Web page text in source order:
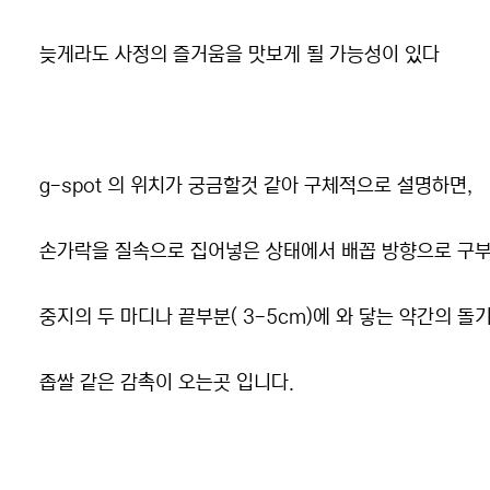
늦게라도 사정의 즐거움을 맛보게 될 가능성이 있다
g-spot 의 위치가 궁금할것 같아 구체적으로 설명하면,
손가락을 질속으로 집어넣은 상태에서 배꼽 방향으로 구
중지의 두 마디나 끝부분( 3-5cm)에 와 닿는 약간의 돌
좁쌀 같은 감촉이 오는곳 입니다.